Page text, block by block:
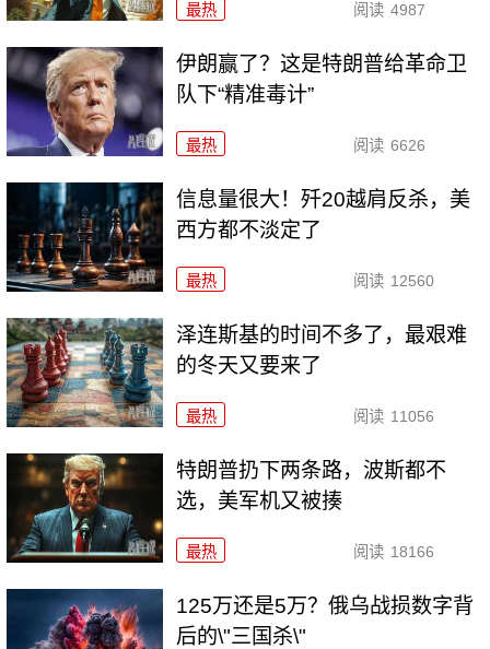
最热 阅读 4987
伊朗赢了？这是特朗普给革命卫
队下“精准毒计”
最热 阅读 6626
信息量很大！歼20越肩反杀，美
西方都不淡定了
最热 阅读 12560
泽连斯基的时间不多了，最艰难
的冬天又要来了
最热 阅读 11056
特朗普扔下两条路，波斯都不
选，美军机又被揍
最热 阅读 18166
125万还是5万？俄乌战损数字背
后的\"三国杀\"